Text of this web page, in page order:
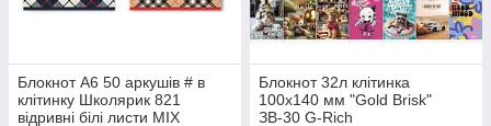
Блокнот А6 50 аркушів # в
клітинку Школярик 821
відривні білі листи MIX
Блокнот 32л клітинка
100x140 мм "Gold Brisk"
ЗВ-30 G-Rich